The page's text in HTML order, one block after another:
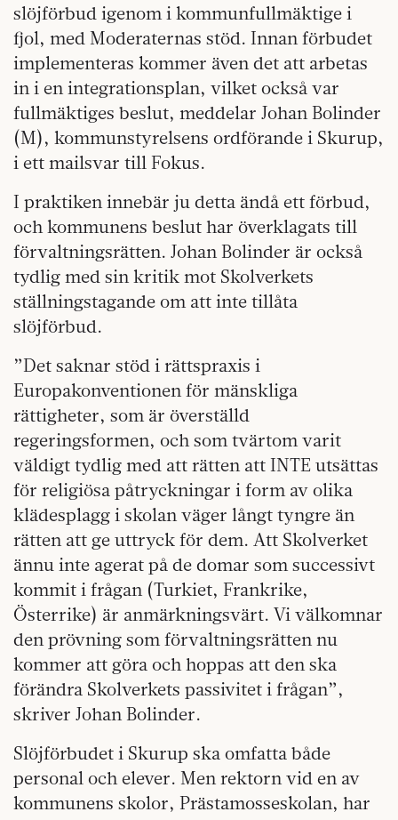
slöjförbud igenom i kommunfullmäktige i
fjol, med Moderaternas stöd. Innan förbudet
implementeras kommer även det att arbetas
in i en integrationsplan, vilket också var
fullmäktiges beslut, meddelar Johan Bolinder
(M), kommunstyrelsens ordförande i Skurup,
i ett mailsvar till Fokus.
I praktiken innebär ju detta ändå ett förbud,
och kommunens beslut har överklagats till
förvaltningsrätten. Johan Bolinder är också
tydlig med sin kritik mot Skolverkets
ställningstagande om att inte tillåta
slöjförbud.
”Det saknar stöd i rättspraxis i
Europakonventionen för mänskliga
rättigheter, som är överställd
regeringsformen, och som tvärtom varit
väldigt tydlig med att rätten att INTE utsättas
för religiösa påtryckningar i form av olika
klädesplagg i skolan väger långt tyngre än
rätten att ge uttryck för dem. Att Skolverket
ännu inte agerat på de domar som successivt
kommit i frågan (Turkiet, Frankrike,
Österrike) är anmärkningsvärt. Vi välkomnar
den prövning som förvaltningsrätten nu
kommer att göra och hoppas att den ska
förändra Skolverkets passivitet i frågan”,
skriver Johan Bolinder.
Slöjförbudet i Skurup ska omfatta både
personal och elever. Men rektorn vid en av
kommunens skolor, Prästamosseskolan, har